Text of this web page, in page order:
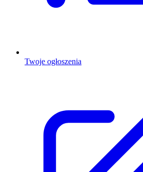
Twoje ogłoszenia